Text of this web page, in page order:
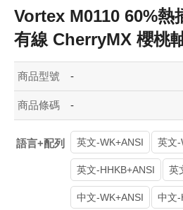
Vortex M0110 60%熱
有線 CherryMX 櫻桃
商品型號 -
商品條碼 -
語言+配列 英文-WK+ANSI 英文-
英文-HHKB+ANSI 英
中文-WK+ANSI 中文-